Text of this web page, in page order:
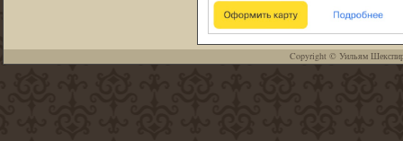
Copyright © Уильям